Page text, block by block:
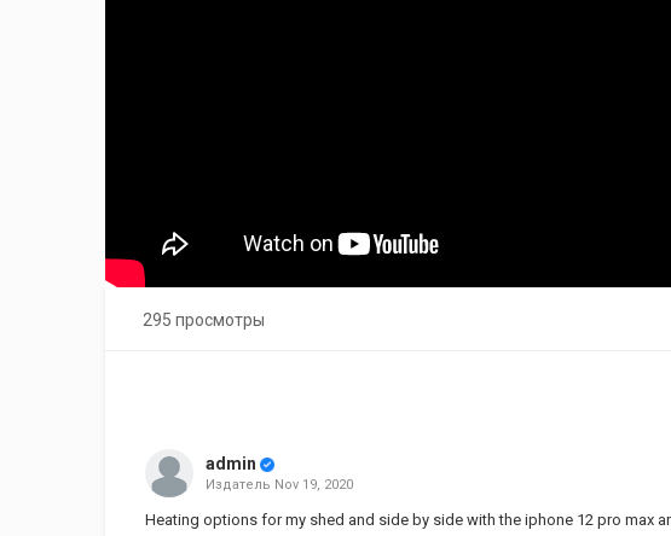
295 просмотры
admin
Издатель Nov 19, 2020
Heating options for my shed and side by side with the iphone 12 pro max